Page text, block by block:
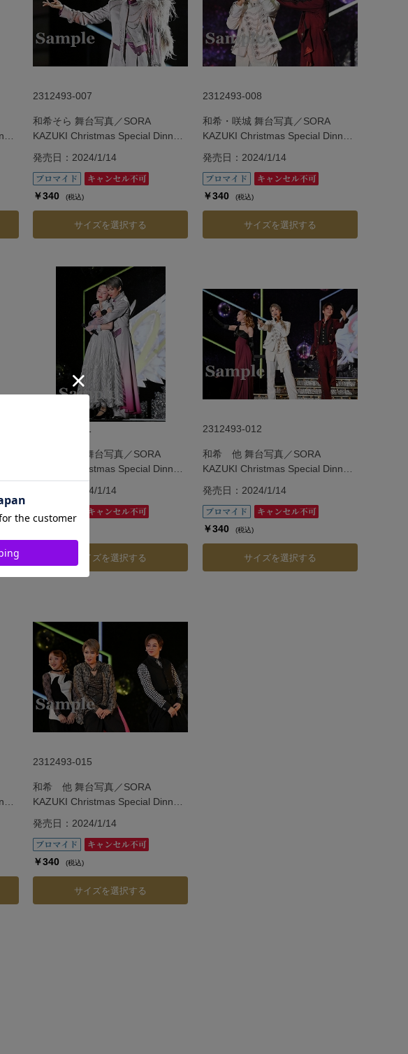
2312493-007
和希そら 舞台写真／SORA
KAZUKI Christmas Special Dinner
Show「Vie.」
発売日：2024/1/14
￥340 (税込)
サイズを選択する
2312493-008
和希・咲城 舞台写真／SORA
KAZUKI Christmas Special Dinner
Show「Vie.」
発売日：2024/1/14
￥340 (税込)
サイズを選択する
和希・華純 舞台写真／SORA
KAZUKI Christmas Special Dinner
Show「Vie.」
発売日：2024/1/14
サイズを選択する
2312493-012
和希 他 舞台写真／SORA
KAZUKI Christmas Special Dinner
Show「Vie.」
発売日：2024/1/14
￥340 (税込)
サイズを選択する
2312493-015
和希 他 舞台写真／SORA
KAZUKI Christmas Special Dinner
Show「Vie.」
発売日：2024/1/14
￥340 (税込)
サイズを選択する